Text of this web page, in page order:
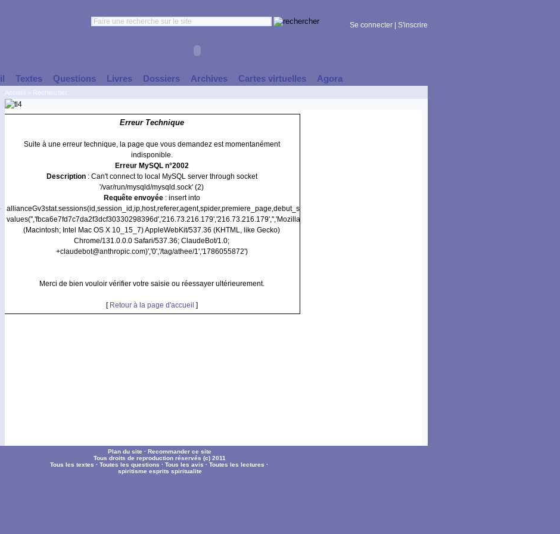
Se connecter S'inscrire
Textes Questions Livres Dossiers Archives Cartes virtuelles Agora
Erreur Technique
Suite à une erreur technique, la page que vous demandez est momentanément
indisponible.
Erreur MySQL n°2002
Description: Can't connect to local MySQL server through socket
'/var/run/mysqld/mysqld.sock' (2)
Requête envoyée: insert into
allianceGv3stat.sessions(id,session_id,ip,host,referer,agent,spider,premiere_page,debut_session)
values('','fbca6e7fd7c7da2f3dcf30330298396d','216.73.216.179','216.73.216.179','','Mozilla/5.0
(Macintosh; Intel Mac OS X 10_15_7) AppleWebKit/537.36 (KHTML, like Gecko)
Chrome/131.0.0.0 Safari/537.36; ClaudeBot/1.0;
+claudebot@anthropic.com)','0','/tag/athee/1','1786055872')
Merci de bien vouloir vérifier votre saisie ou réessayer ultérieurement.
[ Retour à la page d'accueil ]
Plan du site · Recommander ce site
Tous droits de reproduction réservés (c) 2011
Tous les textes · Toutes les questions · Tous les avis · Toutes les lectures ·
spiritisme esprits spiritualite